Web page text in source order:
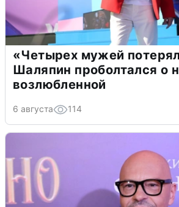
«Четырех мужей
Шаляпин проболтался о
возлюбленной
6 августа 114